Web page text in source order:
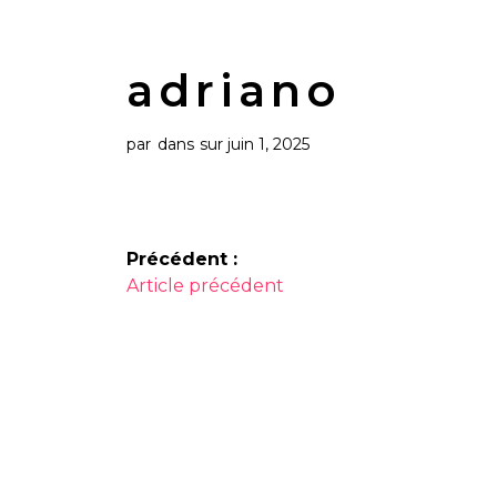
adriano
par dans sur juin 1, 2025
Navigation
de
Précédent :
Article
Article précédent